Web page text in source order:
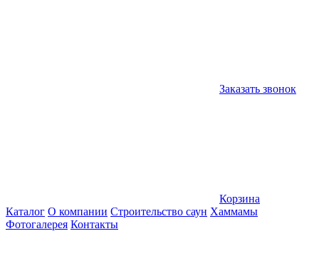
Заказать звонок
Корзина
Каталог О компании Строительство саун Хаммамы
Фотогалерея Контакты